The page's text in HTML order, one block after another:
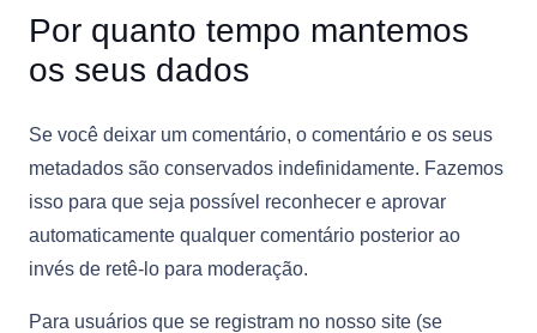
Por quanto tempo mantemos
os seus dados
Se você deixar um comentário, o comentário e os seus
metadados são conservados indefinidamente. Fazemos
isso para que seja possível reconhecer e aprovar
automaticamente qualquer comentário posterior ao
invés de retê-lo para moderação.
Para usuários que se registram no nosso site (se